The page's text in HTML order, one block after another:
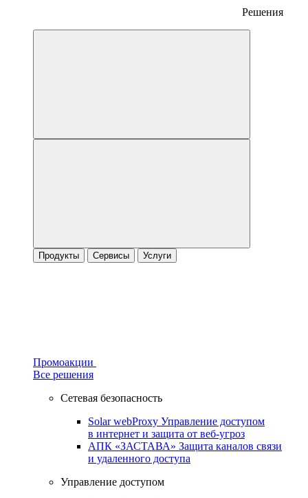
Решения
Продукты Сервисы Услуги
Промоакции
Все решения
Сетевая безопасность
Solar webProxy Управление доступом
в интернет и защита от веб-угроз
АПК «ЗАСТАВА» Защита каналов связи
и удаленного доступа
Управление доступом